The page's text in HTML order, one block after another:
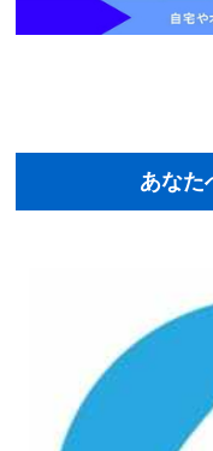
あなた